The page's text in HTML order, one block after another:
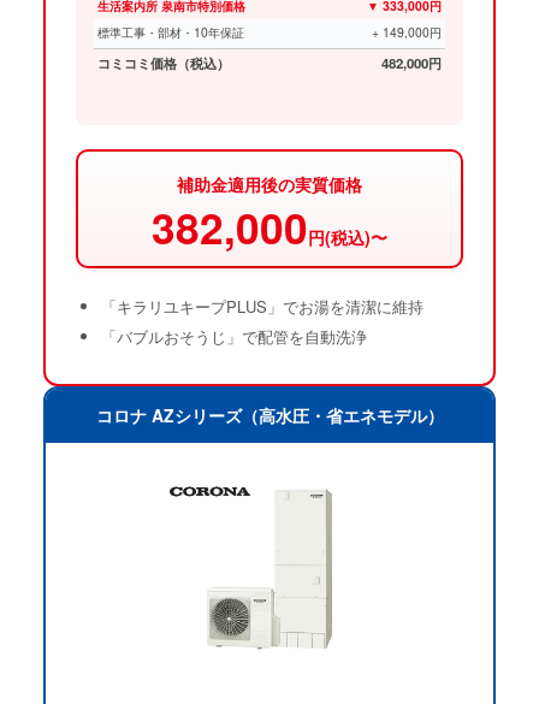
生活案内所 泉南市特別価格
▼ 333,000円
標準工事・部材・10年保証
+ 149,000円
コミコミ価格（税込） 482,000円
補助金適用後の実質価格
382,000円(税込)〜
「キラリユキープPLUS」でお湯を清潔に維持
「バブルおそうじ」で配管を自動洗浄
コロナ AZシリーズ（高水圧・省エネモデル）